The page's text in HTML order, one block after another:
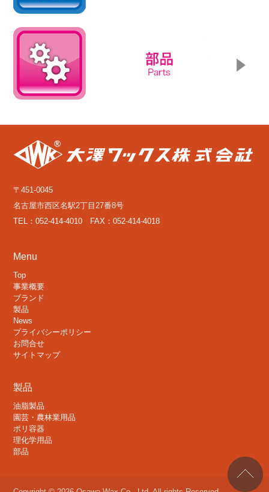
〒451-0045
名古屋市西区名駅2丁目27番8号
TEL：052-414-4010 FAX：052-414-4018
Menu
Top
事業概要
ブランド
製品
News
プライバシーポリシー
お問合せ
サイトマップ
製品
油脂製品
園芸・農林業用品
ポリ容器
理化学用品
部品